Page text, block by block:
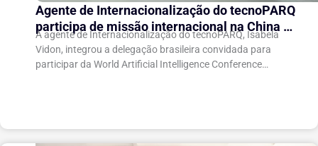
Agente de Internacionalização do tecnoPARQ
participa de missão internacional na China e
fortalece conexões com o ecossistema de
inovação
A agente de Internacionalização do tecnoPARQ, Isabela
Vidon, integrou a delegação brasileira convidada para
participar da World Artificial Intelligence Conference